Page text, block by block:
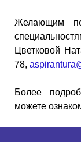
Желающим
Цветковой
78,
Более
можете